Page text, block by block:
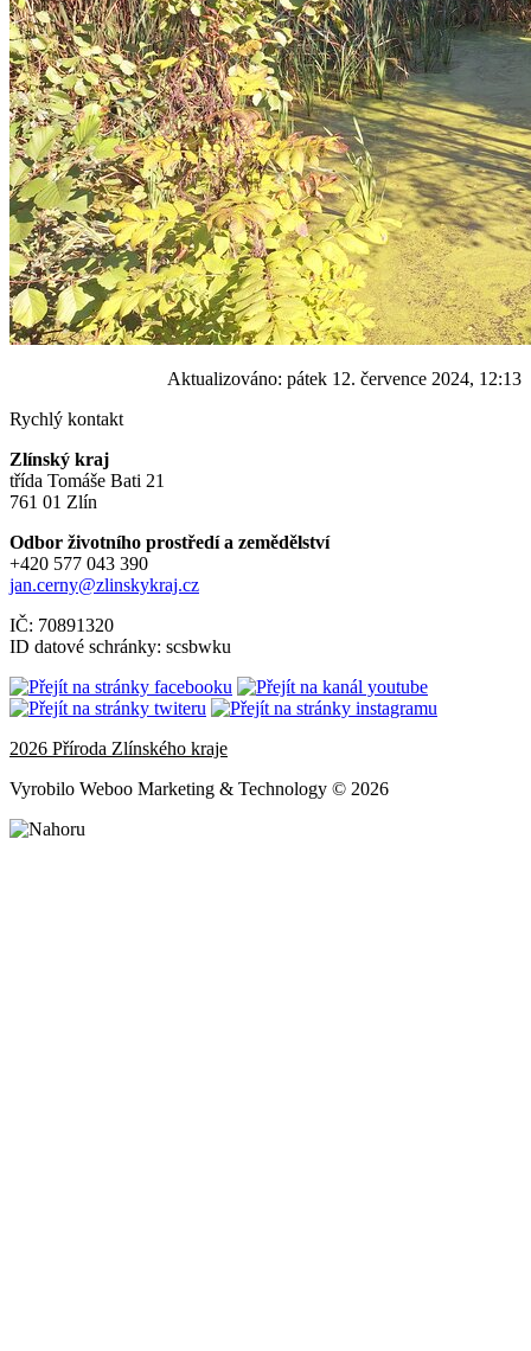
Aktualizováno: pátek 12. července 2024, 12:13
Rychlý kontakt
Zlínský kraj
třída Tomáše Bati 21
761 01 Zlín
Odbor životního prostředí a zemědělství
+420 577 043 390
jan.cerny@zlinskykraj.cz
IČ: 70891320
ID datové schránky: scsbwku
2026 Příroda Zlínského kraje
Vyrobilo Weboo Marketing & Technology © 2026